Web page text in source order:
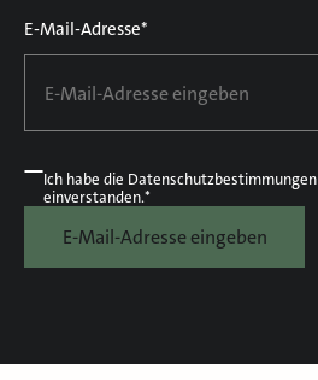
E-Mail-Adresse*
Ich habe die Datenschutzbestimmungen
einverstanden.*
E-Mail-Adresse eingeben